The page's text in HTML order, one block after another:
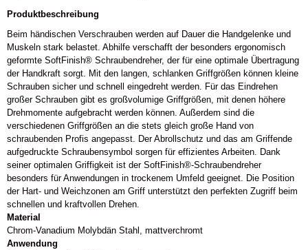
Produktbeschreibung
Beim händischen Verschrauben werden auf Dauer die Handgelenke und
Muskeln stark belastet. Abhilfe verschafft der besonders ergonomisch
geformte SoftFinish® Schraubendreher, der für eine optimale Übertragung
der Handkraft sorgt. Mit den langen, schlanken Griffgrößen können kleine
Schrauben sicher und schnell eingedreht werden. Für das Eindrehen
großer Schrauben gibt es großvolumige Griffgrößen, mit denen höhere
Drehmomente aufgebracht werden können. Außerdem sind die
verschiedenen Griffgrößen an die stets gleich große Hand von
schraubenden Profis angepasst. Der Abrollschutz und das am Griffende
aufgedruckte Schraubensymbol sorgen für effizientes Arbeiten. Dank
seiner optimalen Griffigkeit ist der SoftFinish®-Schraubendreher
besonders für Anwendungen in trockenem Umfeld geeignet. Die Position
der Hart- und Weichzonen am Griff unterstützt den perfekten Zugriff beim
schnellen und kraftvollen Drehen.
Material
Chrom-Vanadium Molybdän Stahl, mattverchromt
Anwendung